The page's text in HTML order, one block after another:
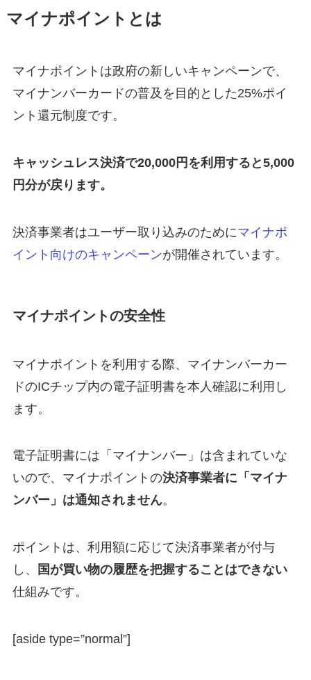
マイナポイントとは
マイナポイントは政府の新しいキャンペーンで、
マイナンバーカードの普及を目的とした25%ポイ
ント還元制度です。
キャッシュレス決済で20,000円を利用すると5,000
円分が戻ります。
決済事業者はユーザー取り込みのためにマイナポ
イント向けのキャンペーンが開催されています。
マイナポイントの安全性
マイナポイントを利用する際、マイナンバーカー
ドのICチップ内の電子証明書を本人確認に利用し
ます。
電子証明書には「マイナンバー」は含まれていな
いので、マイナポイントの決済事業者に「マイナ
ンバー」は通知されません。
ポイントは、利用額に応じて決済事業者が付与
し、
国が買い物の履歴を把握することはできない
仕組みです。
[aside type=”normal”]